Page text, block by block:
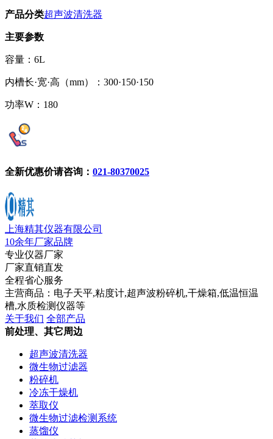
产品分类超声波清洗器
主要参数
容量：6L
内槽长·宽·高（mm）：300·150·150
功率W：180
全新优惠价请咨询： 021-80370025
上海精其仪器有限公司
10余年厂家品牌
专业仪器厂家
厂家直销直发
全程省心服务
主营商品：电子天平,粘度计,超声波粉碎机,干燥箱,低温恒温
槽,水质检测仪器等
关于我们 全部产品
前处理、其它周边
超声波清洗器
微生物过滤器
粉碎机
冷冻干燥机
萃取仪
微生物过滤检测系统
蒸馏仪